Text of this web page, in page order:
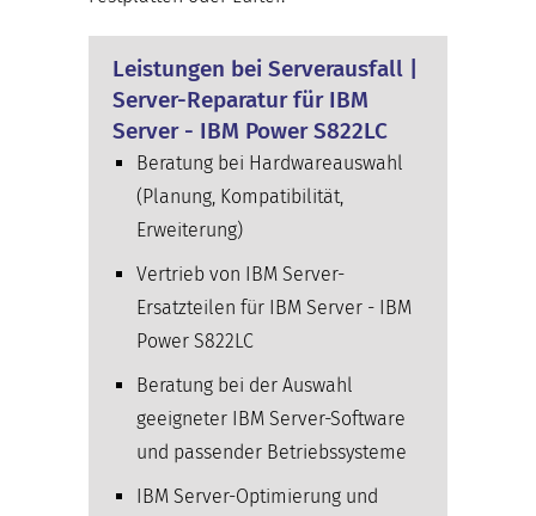
Leistungen bei Serverausfall |
Server-Reparatur für IBM
Server - IBM Power S822LC
Beratung bei Hardwareauswahl
(Planung, Kompatibilität,
Erweiterung)
Vertrieb von IBM Server-
Ersatzteilen für IBM Server - IBM
Power S822LC
Beratung bei der Auswahl
geeigneter IBM Server-Software
und passender Betriebssysteme
IBM Server-Optimierung und